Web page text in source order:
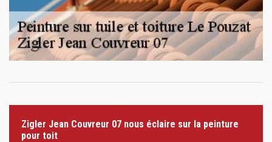
Zigler Jean Couvreur 07 nous éclaire sur la peinture
pour toit